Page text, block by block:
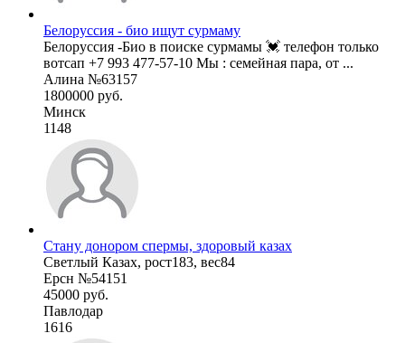
Белоруссия - био ищут сурмаму
Белоруссия -Био в поиске сурмамы 💓 телефон только
вотсап +7 993 477-57-10 Мы : семейная пара, от ...
Алина №63157
1800000 руб.
Минск
1148
Стану донором спермы, здоровый казах
Светлый Казах, рост183, вес84
Ерсн №54151
45000 руб.
Павлодар
1616